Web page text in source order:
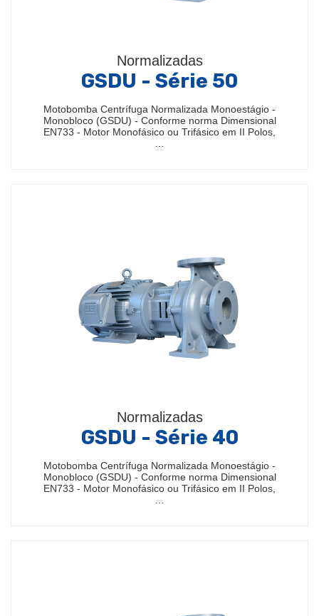
Normalizadas
GSDU - Série 50
Motobomba Centrífuga Normalizada Monoestágio -
Monobloco (GSDU) - Conforme norma Dimensional
EN733 - Motor Monofásico ou Trifásico em II Polos,
Normalizadas
GSDU - Série 40
Motobomba Centrífuga Normalizada Monoestágio -
Monobloco (GSDU) - Conforme norma Dimensional
EN733 - Motor Monofásico ou Trifásico em II Polos,